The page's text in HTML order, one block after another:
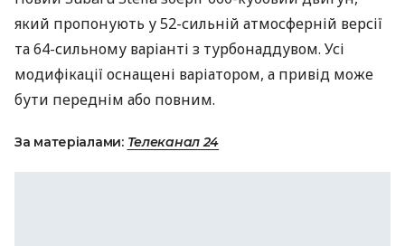
який пропонують у 52-сильній атмосферній версії
та 64-сильному варіанті з турбонаддувом. Усі
модифікації оснащені варіатором, а привід може
бути переднім або повним.
За матеріалами: Телеканал 24